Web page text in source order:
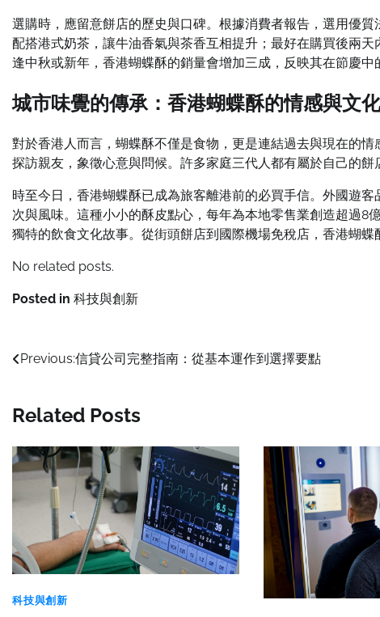
選購時，應留意餅店的歷史與口碑。根據消費者報告，選用優
配搭港式奶茶，讓牛油香氣與茶香互相提升；最好在購買後兩
逢中秋或新年，香港蝴蝶酥的銷量會增加三成，反映其在節慶中
城市味覺的傳承：香港蝴蝶酥的情感與文
對於香港人而言，蝴蝶酥不僅是食物，更是連結過去與現在的
探訪親友，象徵心意與問候。許多家庭三代人都有屬於自己的
時至今日，香港蝴蝶酥已成為旅客離港前的必買手信。外國遊
次與風味。這種小小的酥皮點心，每年為本地零售業創造超過
獨特的飲食文化故事。從街頭餅店到國際機場免稅店，香港蝴蝶
No related posts.
Posted in 科技與創新
Post
Previous:信貸公司完整指南：從基本運作到選擇要點
Related Posts
科技與創新